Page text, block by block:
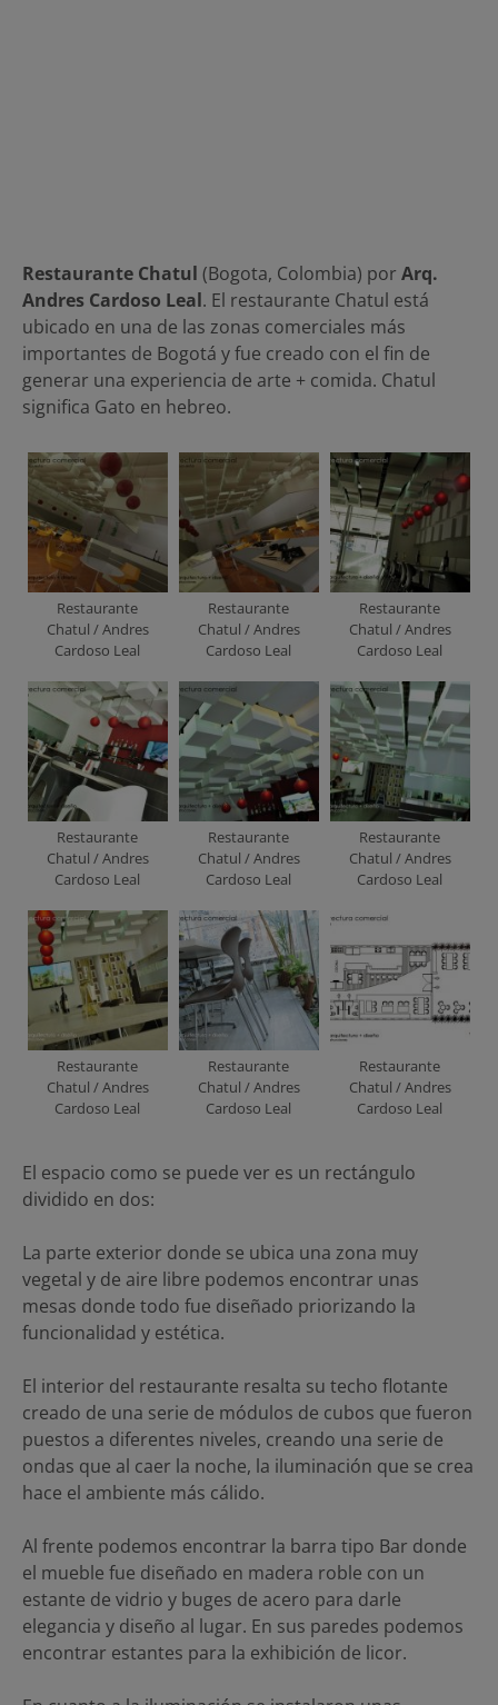
Restaurante Chatul (Bogota, Colombia) por Arq.
Andres Cardoso Leal. El restaurante Chatul está
ubicado en una de las zonas comerciales más
importantes de Bogotá y fue creado con el fin de
generar una experiencia de arte + comida. Chatul
significa Gato en hebreo.
Restaurante
Chatul / Andres
Cardoso Leal
Restaurante
Chatul / Andres
Cardoso Leal
Restaurante
Chatul / Andres
Cardoso Leal
Restaurante
Chatul / Andres
Cardoso Leal
Restaurante
Chatul / Andres
Cardoso Leal
Restaurante
Chatul / Andres
Cardoso Leal
Restaurante
Chatul / Andres
Cardoso Leal
Restaurante
Chatul / Andres
Cardoso Leal
Restaurante
Chatul / Andres
Cardoso Leal
El espacio como se puede ver es un rectángulo
dividido en dos:
La parte exterior donde se ubica una zona muy
vegetal y de aire libre podemos encontrar unas
mesas donde todo fue diseñado priorizando la
funcionalidad y estética.
El interior del restaurante resalta su techo flotante
creado de una serie de módulos de cubos que fueron
puestos a diferentes niveles, creando una serie de
ondas que al caer la noche, la iluminación que se crea
hace el ambiente más cálido.
Al frente podemos encontrar la barra tipo Bar donde
el mueble fue diseñado en madera roble con un
estante de vidrio y buges de acero para darle
elegancia y diseño al lugar. En sus paredes podemos
encontrar estantes para la exhibición de licor.